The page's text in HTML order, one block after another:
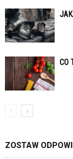
CO
ZOSTAW